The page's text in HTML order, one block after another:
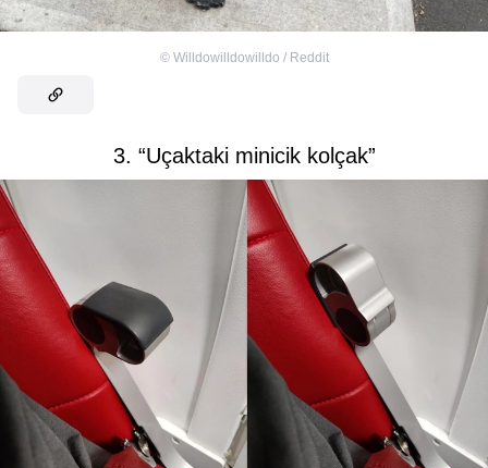
© Willdowilldowilldo / Reddit
3. “Uçaktaki minicik kolçak”